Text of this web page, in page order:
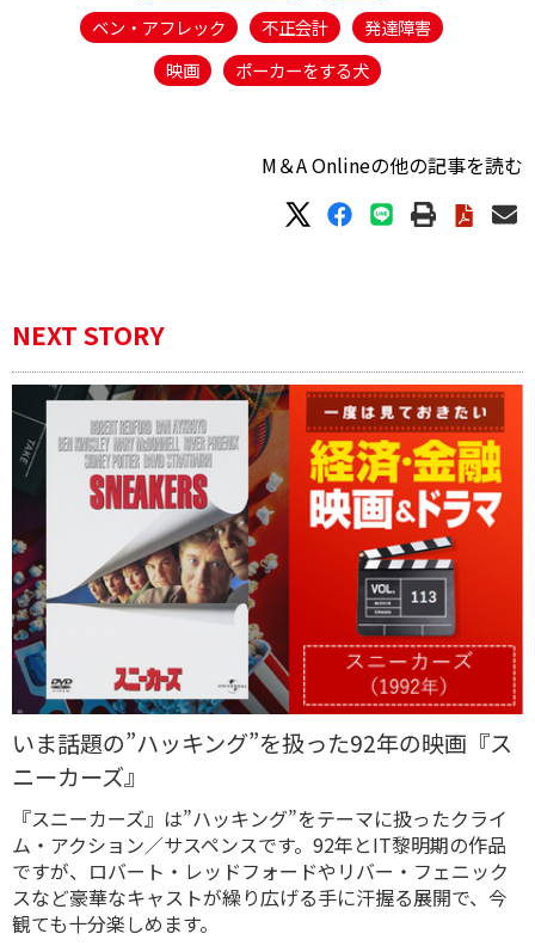
ベン・アフレック
不正会計
発達障害
映画
ポーカーをする犬
M＆A Onlineの他の記事を読む
NEXT STORY
いま話題の”ハッキング”を扱った92年の映画『ス
ニーカーズ』
『スニーカーズ』は”ハッキング”をテーマに扱ったクライ
ム・アクション／サスペンスです。92年とIT黎明期の作品
ですが、ロバート・レッドフォードやリバー・フェニック
スなど豪華なキャストが繰り広げる手に汗握る展開で、今
観ても十分楽しめます。